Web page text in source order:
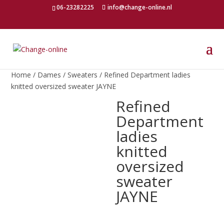
06-23282225 info@change-online.nl
Home / Dames / Sweaters / Refined Department ladies
knitted oversized sweater JAYNE
Refined
Department
ladies
knitted
oversized
sweater
JAYNE